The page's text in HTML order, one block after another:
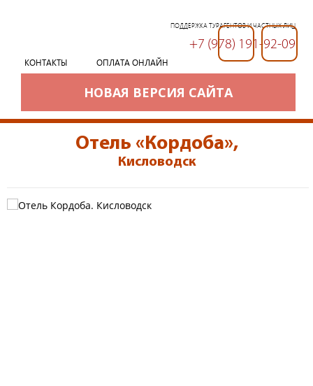
НОВАЯ ВЕРСИЯ САЙТА
КОНТАКТЫ ОПЛАТА ОНЛАЙН
ПОДДЕРЖКА ТУРАГЕНТОВ И ЧАСТНЫХ ЛИЦ
+7 (978) 191-92-09
Отель «Кордоба»,
Кисловодск